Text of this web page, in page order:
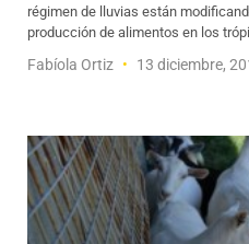
régimen de lluvias están
producción de alimentos en los
Fabíola Ortiz 13 diciembre,